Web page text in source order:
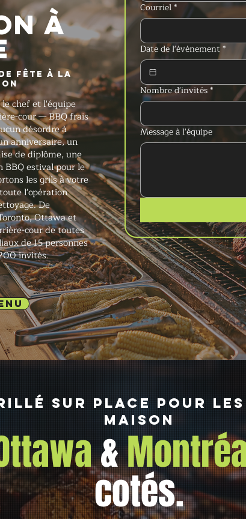
à
fête à la
chef et l'équipe
cour — BBQ frais
désordre à
anniversaire, un
de diplôme, une
estival pour le
les grils à votre
l'opération
De
Ottawa et
cour de toutes
de 15 personnes
invités.
Courriel*
Date de l'événement*
Nombre d'invités*
Message à l'équipe
sur place pour
maison
&
cotés.